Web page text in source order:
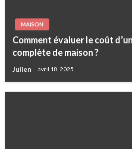
MAISON
Comment évaluer le coût
complète de maison ?
Julien avril 18, 2025